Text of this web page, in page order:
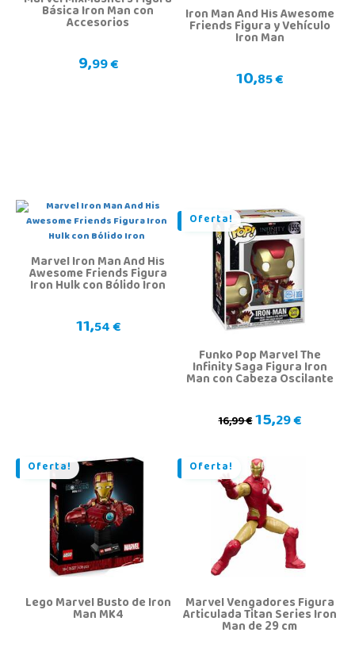
Básica Iron Man con
Accesorios
9,99 €
Iron Man And His Awesome
Friends Figura y Vehículo
Iron Man
10,85 €
Marvel Iron Man And His
Awesome Friends Figura
Iron Hulk con Bólido Iron
11,54 €
Oferta!
Funko Pop Marvel The
Infinity Saga Figura Iron
Man con Cabeza Oscilante
16,99 €15,29 €
Oferta!
Lego Marvel Busto de Iron
Man MK4
Oferta!
Marvel Vengadores Figura
Articulada Titan Series Iron
Man de 29 cm